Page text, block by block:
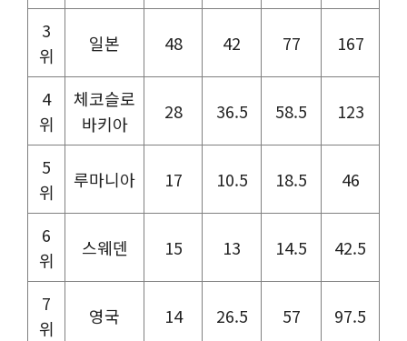
3
위
일본 48 42 77 167
4
위
체코슬로
바키아
28 36.5 58.5 123
5
위
루마니아 17 10.5 18.5 46
6
위
스웨덴 15 13 14.5 42.5
7
위
영국 14 26.5 57 97.5